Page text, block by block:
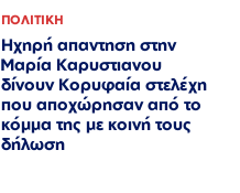
ΠΟΛΙΤΙΚΗ
Ηχηρή απαντηση στην
Μαρία Καρυστιανου
δίνουν Κορυφαία στελέχη
που αποχώρησαν από το
κόμμα της με κοινή τους
δήλωση